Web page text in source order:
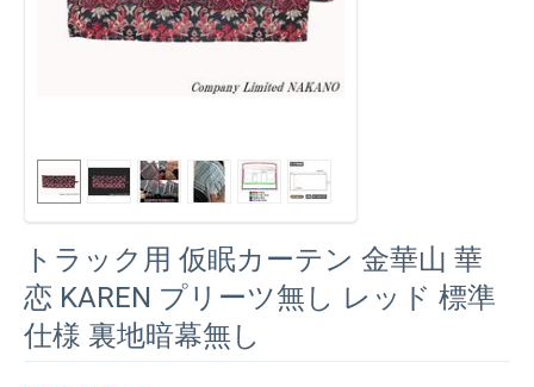
トラック用 仮眠カーテン 金華山 華
恋 KAREN プリーツ無し レッド 標準
仕様 裏地暗幕無し